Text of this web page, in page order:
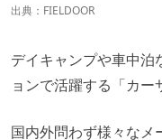
出典： FIELDOOR
デイキャンプや車中泊
ョンで活躍する「カー
国内外問わず様々なメ